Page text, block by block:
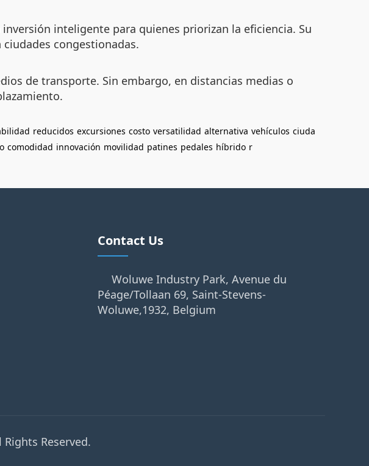
inteligente para quienes priorizan la eficiencia. Su
congestionadas.
de transporte. Sin embargo, en distancias medias o
reducidos excursiones costo versatilidad alternativa vehículos ciuda
comodidad innovación movilidad patines pedales híbrido r
Contact Us
Woluwe Industry Park, Avenue du
Péage/Tollaan 69, Saint-Stevens-
Woluwe,1932, Belgium
Reserved.